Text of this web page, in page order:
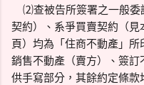
⑵查被告所簽署之一般委
契約）、系爭買賣契約（見
頁）均為「住商不動產」
銷售不動產（賣方）、簽
供手寫部分，其餘約定條